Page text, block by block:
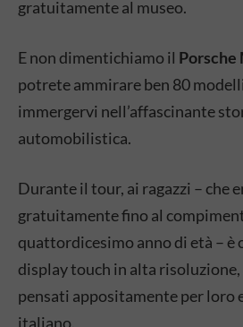
gratuitamente al museo.
E non dimentichiamo il Porsche
potrete ammirare ben 80
immergervi nell’affascinante
automobilistica.
Durante il tour, ai ragazzi – che
gratuitamente fino al
quattordicesimo anno di età – è
display touch in alta
pensati appositamente per loro
italiano.